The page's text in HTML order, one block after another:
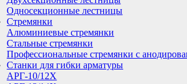
Односекционные лестницы
Стремянки
Алюминиевые стремянки
Стальные стремянки
Профессиональные стремянки с
Cтанки для гибки арматуры
АРГ-10/12Х